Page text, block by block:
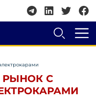
РЫНОК С